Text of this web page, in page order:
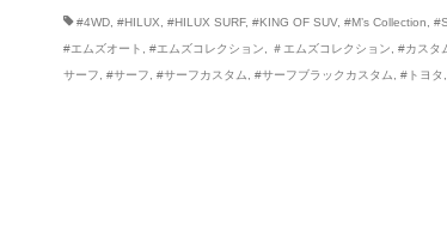
#4WD ,#HILUX ,#HILUX SURF,#KING OF SUV,#M’s Collection ,
#エムズオート
,#エムズコレクション ＃エムズコレクション ,#カスタ
サーフ
,#サーフ ,#サーフカスタム ,#サーフブラックカスタム ,#トヨタ